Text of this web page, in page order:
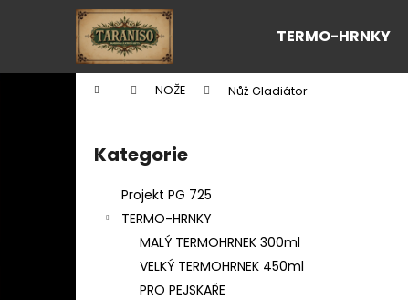
TERMO-HRNKY
Domů NOŽE Nůž Gladiátor
Přeskočit
kategorie
Kategorie
Projekt PG 725
TERMO-HRNKY
MALÝ TERMOHRNEK 300ml
VELKÝ TERMOHRNEK 450ml
PRO PEJSKAŘE
í
Zpět
do
Zpět
do